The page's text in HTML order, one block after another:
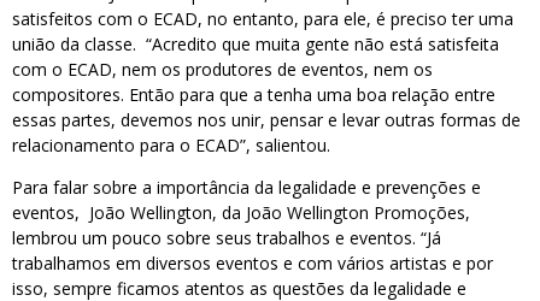
satisfeitos com o ECAD, no entanto, para ele, é preciso ter uma
união da classe. “Acredito que muita gente não está satisfeita
com o ECAD, nem os produtores de eventos, nem os
compositores. Então para que a tenha uma boa relação entre
essas partes, devemos nos unir, pensar e levar outras formas de
relacionamento para o ECAD”, salientou.
Para falar sobre a importância da legalidade e prevenções e
eventos, João Wellington, da João Wellington Promoções,
lembrou um pouco sobre seus trabalhos e eventos. “Já
trabalhamos em diversos eventos e com vários artistas e por
isso, sempre ficamos atentos as questões da legalidade e